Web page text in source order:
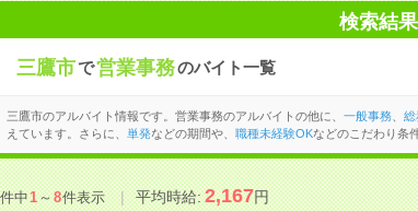
検索結果
三鷹市で営業事務のバイト一覧
三鷹市のアルバイト情報です。営業事務のアルバイトの他に、 一般事務、 総
えています。さらに、
単発などの期間や、 職種未経験OKなどのこだわり条
件中1～8件表示 平均時給:2,167円